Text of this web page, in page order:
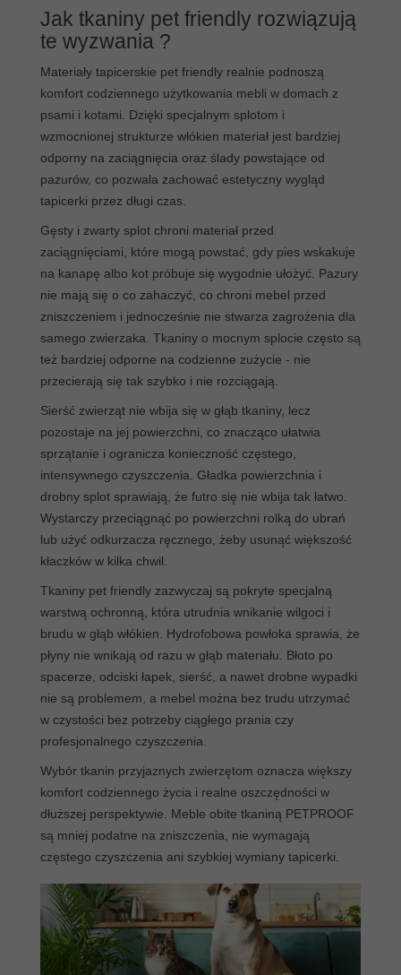
Jak tkaniny pet friendly rozwiązują
te wyzwania ?
Materiały tapicerskie pet friendly realnie podnoszą
komfort codziennego użytkowania mebli w domach z
psami i kotami. Dzięki specjalnym splotom i
wzmocnionej strukturze włókien materiał jest bardziej
odporny na zaciągnięcia oraz ślady powstające od
pazurów, co pozwala zachować estetyczny wygląd
tapicerki przez długi czas.
Gęsty i zwarty splot chroni materiał przed
zaciągnięciami, które mogą powstać, gdy pies wskakuje
na kanapę albo kot próbuje się wygodnie ułożyć. Pazury
nie mają się o co zahaczyć, co chroni mebel przed
zniszczeniem i jednocześnie nie stwarza zagrożenia dla
samego zwierzaka. Tkaniny o mocnym splocie często są
też bardziej odporne na codzienne zużycie - nie
przecierają się tak szybko i nie rozciągają.
Sierść zwierząt nie wbija się w głąb tkaniny, lecz
pozostaje na jej powierzchni, co znacząco ułatwia
sprzątanie i ogranicza konieczność częstego,
intensywnego czyszczenia. Gładka powierzchnia i
drobny splot sprawiają, że futro się nie wbija tak łatwo.
Wystarczy przeciągnąć po powierzchni rolką do ubrań
lub użyć odkurzacza ręcznego, żeby usunąć większość
kłaczków w kilka chwil.
Tkaniny pet friendly zazwyczaj są pokryte specjalną
warstwą ochronną, która utrudnia wnikanie wilgoci i
brudu w głąb włókien. Hydrofobowa powłoka sprawia, że
płyny nie wnikają od razu w głąb materiału. Błoto po
spacerze, odciski łapek, sierść, a nawet drobne wypadki
nie są problemem, a mebel można bez trudu utrzymać
w czystości bez potrzeby ciągłego prania czy
profesjonalnego czyszczenia.
Wybór tkanin przyjaznych zwierzętom oznacza większy
komfort codziennego życia i realne oszczędności w
dłuższej perspektywie. Meble obite tkaniną PETPROOF
są mniej podatne na zniszczenia, nie wymagają
częstego czyszczenia ani szybkiej wymiany tapicerki.